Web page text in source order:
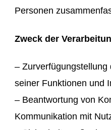
Personen
Zweck der
– Zurverfügungstellung
seiner Funktionen und
– Beantwortung von
Kommunikation mit